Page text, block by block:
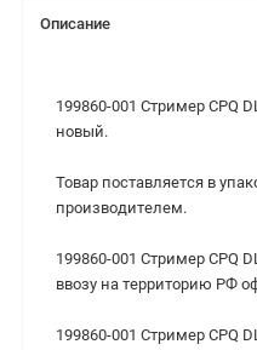
Описание
199860-001 Стример CPQ
новый.
Товар поставляется в
производителем.
199860-001 Стример CPQ
ввозу на территорию РФ
199860-001 Стример CPQ